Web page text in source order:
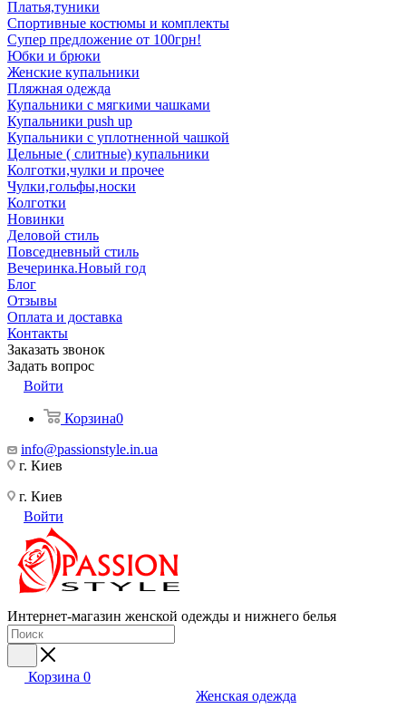
Платья,туники
Спортивные костюмы и комплекты
Супер предложение от 100грн!
Юбки и брюки
Женские купальники
Пляжная одежда
Купальники с мягкими чашками
Купальники push up
Купальники с уплотненной чашкой
Цельные ( слитные) купальники
Колготки,чулки и прочее
Чулки,гольфы,носки
Колготки
Новинки
Деловой стиль
Повседневный стиль
Вечеринка.Новый год
Блог
Отзывы
Оплата и доставка
Контакты
Заказать звонок
Задать вопрос
Войти
Корзина0
info@passionstyle.in.ua
г. Киев
г. Киев
Войти
Интернет-магазин женской одежды и нижнего белья
Корзина 0
Женская одежда